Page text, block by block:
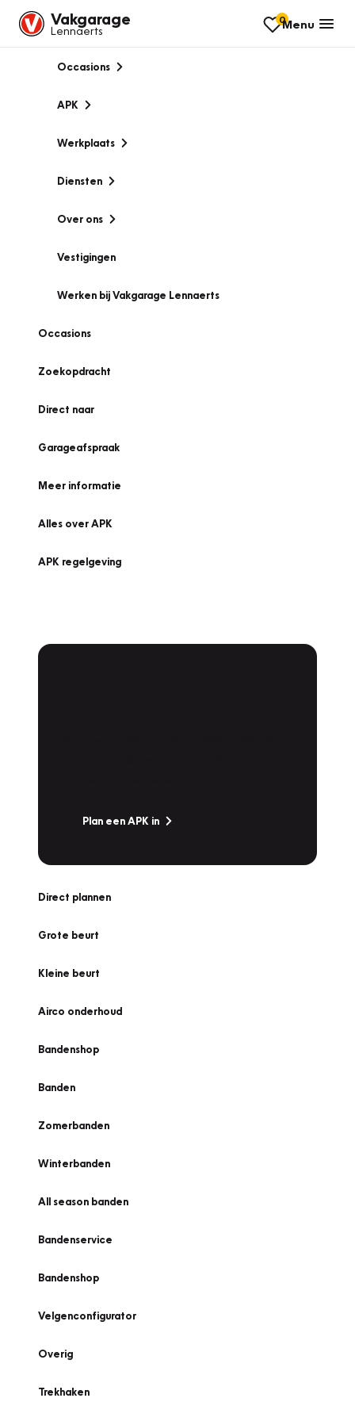
Vakgarage
Lennaerts
0Menu
Occasions
APK
Werkplaats
Diensten
Over ons
Vestigingen
Werken bij Vakgarage Lennaerts
Occasions
Zoekopdracht
Direct naar
Garageafspraak
Meer informatie
Alles over APK
APK regelgeving
Plan een APK in
Direct plannen
Grote beurt
Kleine beurt
Airco onderhoud
Bandenshop
Banden
Zomerbanden
Winterbanden
All season banden
Bandenservice
Bandenshop
Velgenconfigurator
Overig
Trekhaken